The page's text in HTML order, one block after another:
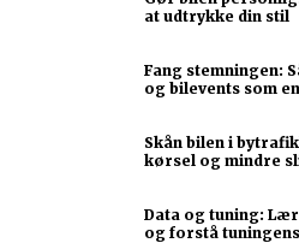
at udtrykke din stil
Fang stemningen:
og bilevents som
Skån bilen i
kørsel og mindre
Data og tuning:
og forstå